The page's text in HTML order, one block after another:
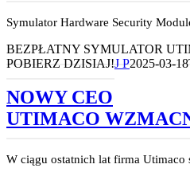
Symulator Hardware Security
BEZPŁATNY SYMULATOR
POBIERZ DZISIAJ!J P2025-03-
NOWY CEO
UTIMACO
W ciągu ostatnich lat firma Utimaco